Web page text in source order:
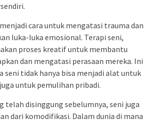
cara untuk mengatasi trauma dan
luka-luka emosional. Terapi seni,
proses kreatif untuk membantu
dan mengatasi perasaan mereka. Ini
seni tidak hanya bisa menjadi alat untuk
untuk pemulihan pribadi.
telah disinggung sebelumnya, seni juga
dari komodifikasi. Dalam dunia di mana